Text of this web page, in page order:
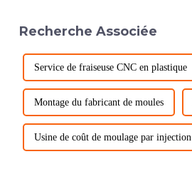
Recherche Associée
Service de fraiseuse CNC en plastique
Montage du fabricant de moules
Usine de coût de moulage par injection